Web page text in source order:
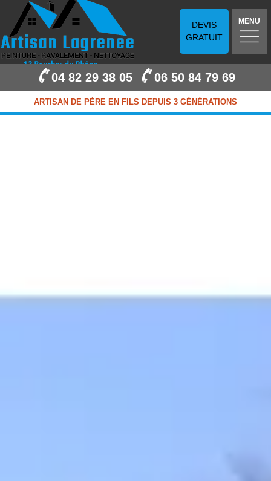
DEVIS
GRATUIT
MENU
04 82 29 38 05 06 50 84 79 69
ARTISAN DE PÈRE EN FILS DEPUIS 3 GÉNÉRATIONS